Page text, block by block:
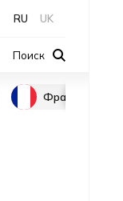
RU UK
Поиск
Франция